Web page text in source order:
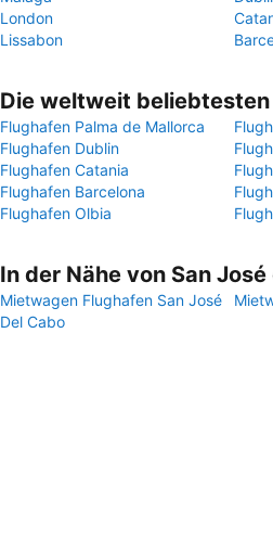
London
Lissabon
Die weltweit
Flughafen Palma de Mallorca
Flughafen Dublin
Flughafen Catania
Flughafen Barcelona
Flughafen Olbia
In der Nähe von San
Mietwagen Flughafen San José
Del Cabo